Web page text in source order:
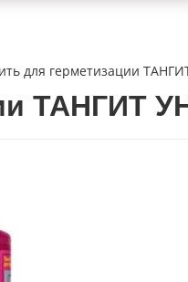
для герметизации
ТАНГИТ